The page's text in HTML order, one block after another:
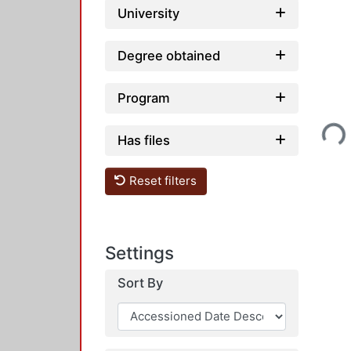
University
Degree obtained
Program
Has files
Reset filters
Settings
Sort By
Loading...